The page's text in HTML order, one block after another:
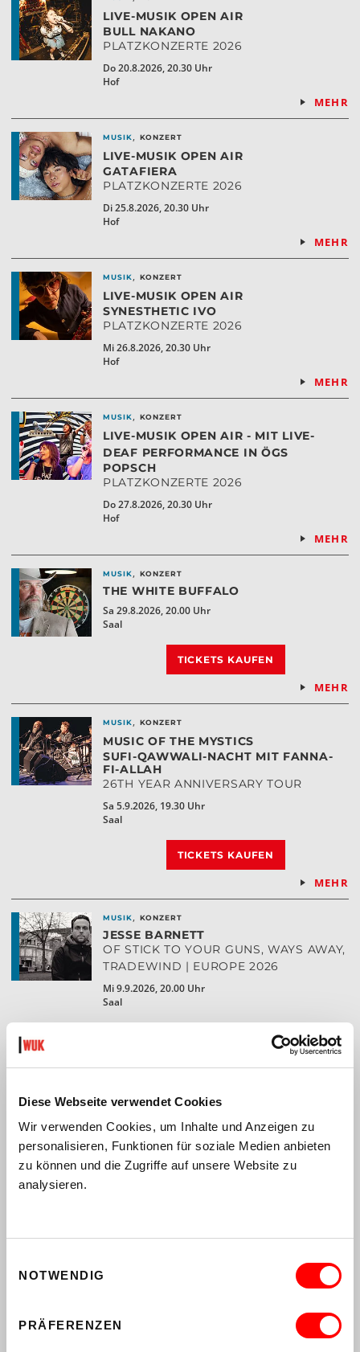
Diese Webseite verwendet Cookies
Wir verwenden Cookies, um Inhalte und Anzeigen zu
personalisieren, Funktionen für soziale Medien anbieten
zu können und die Zugriffe auf unsere Website zu
analysieren.
NOTWENDIG
PRÄFERENZEN
LIVE-MUSIK OPEN AIR
BULL NAKANO
PLATZKONZERTE 2026
Do 20.8.2026, 20.30 Uhr
Hof
MEHR
MUSIK, KONZERT
LIVE-MUSIK OPEN AIR
GATAFIERA
PLATZKONZERTE 2026
Di 25.8.2026, 20.30 Uhr
Hof
MEHR
MUSIK, KONZERT
LIVE-MUSIK OPEN AIR
SYNESTHETIC IVO
PLATZKONZERTE 2026
Mi 26.8.2026, 20.30 Uhr
Hof
MEHR
MUSIK, KONZERT
LIVE-MUSIK OPEN AIR - MIT LIVE-
DEAF PERFORMANCE IN ÖGS
POPSCH
PLATZKONZERTE 2026
Do 27.8.2026, 20.30 Uhr
Hof
MEHR
MUSIK, KONZERT
THE WHITE BUFFALO
Sa 29.8.2026, 20.00 Uhr
Saal
MEHR
TICKETS KAUFEN
MUSIK, KONZERT
MUSIC OF THE MYSTICS
SUFI-QAWWALI-NACHT MIT FANNA-
FI-ALLAH
26TH YEAR ANNIVERSARY TOUR
Sa 5.9.2026, 19.30 Uhr
Saal
MEHR
TICKETS KAUFEN
MUSIK, KONZERT
JESSE BARNETT
OF STICK TO YOUR GUNS, WAYS AWAY,
TRADEWIND | EUROPE 2026
Mi 9.9.2026, 20.00 Uhr
Saal
MEHR
TICKETS KAUFEN
MUSIK,COMEDY
BRAINSTORM
Do 10.9.2026, 20.00 Uhr
Saal
DONNY BENÉT
MEHR